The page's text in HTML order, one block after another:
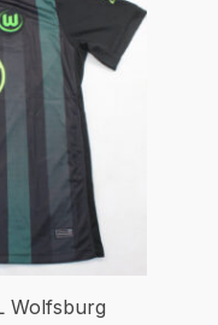
Wolfsburg